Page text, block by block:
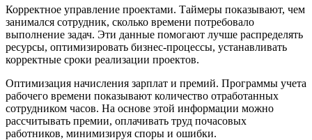
Корректное управление проектами. Таймеры показывают, чем
занимался сотрудник, сколько времени потребовало
выполнение задач. Эти данные помогают лучше распределять
ресурсы, оптимизировать бизнес-процессы, устанавливать
корректные сроки реализации проектов.
Оптимизация начисления зарплат и премий. Программы учета
рабочего времени показывают количество отработанных
сотрудником часов. На основе этой информации можно
рассчитывать премии, оплачивать труд почасовых
работников, минимизируя споры и ошибки.